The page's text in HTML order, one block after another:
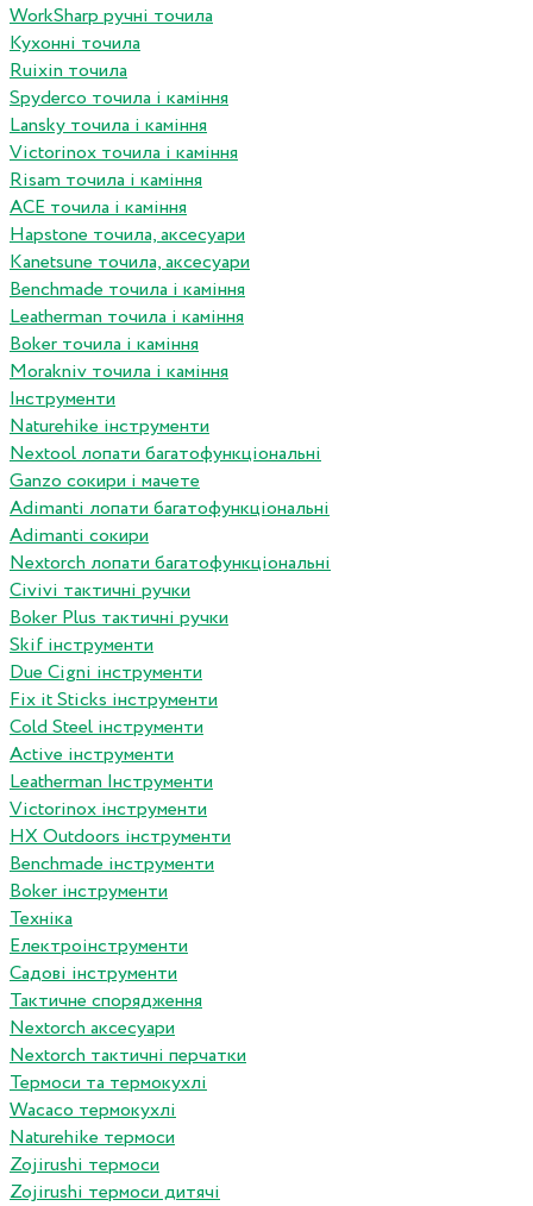
WorkSharp ручні точила
Кухонні точила
Ruixin точила
Spyderco точила і каміння
Lansky точила і каміння
Victorinox точила і каміння
Risam точила і каміння
ACE точила і каміння
Hapstone точила, аксесуари
Kanetsune точила, аксесуари
Benchmade точила і каміння
Leatherman точила і каміння
Boker точила і каміння
Morakniv точила і каміння
Інструменти
Naturehike інструменти
Nextool лопати багатофункціональні
Ganzo сокири і мачете
Adimanti лопати багатофункціональні
Adimanti сокири
Nextorch лопати багатофункціональні
Сivivi тактичні ручки
Boker Plus тактичні ручки
Skif інструменти
Due Cigni інструменти
Fix it Sticks інструменти
Сold Steel інструменти
Active інструменти
Leatherman Інструменти
Victorinox інструменти
HX Outdoors інструменти
Benchmade інструменти
Boker інструменти
Техніка
Електроінструменти
Садові інструменти
Тактичне спорядження
Nextorch аксесуари
Nextorch тактичні перчатки
Термоси та термокухлі
Wacaco термокухлі
Naturehike термоси
Zojirushi термоси
Zojirushi термоси дитячі